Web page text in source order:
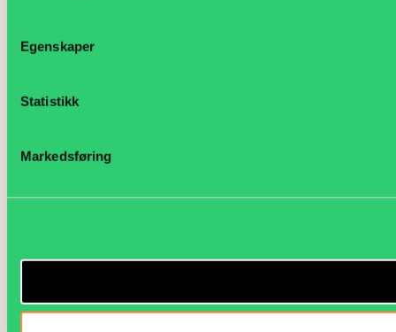
Egenskaper
Statistikk
Markedsføring